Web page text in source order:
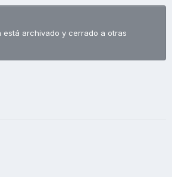
está archivado y cerrado a otras